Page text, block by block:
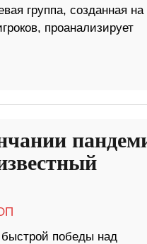
группа, созданная на
проанализирует
победы над